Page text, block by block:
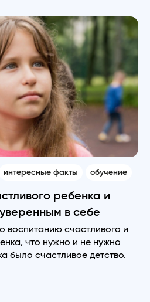
интересные факты обучение
ребенка и
в себе
воспитанию счастливого и
что нужно и не нужно
было счастливое детство.